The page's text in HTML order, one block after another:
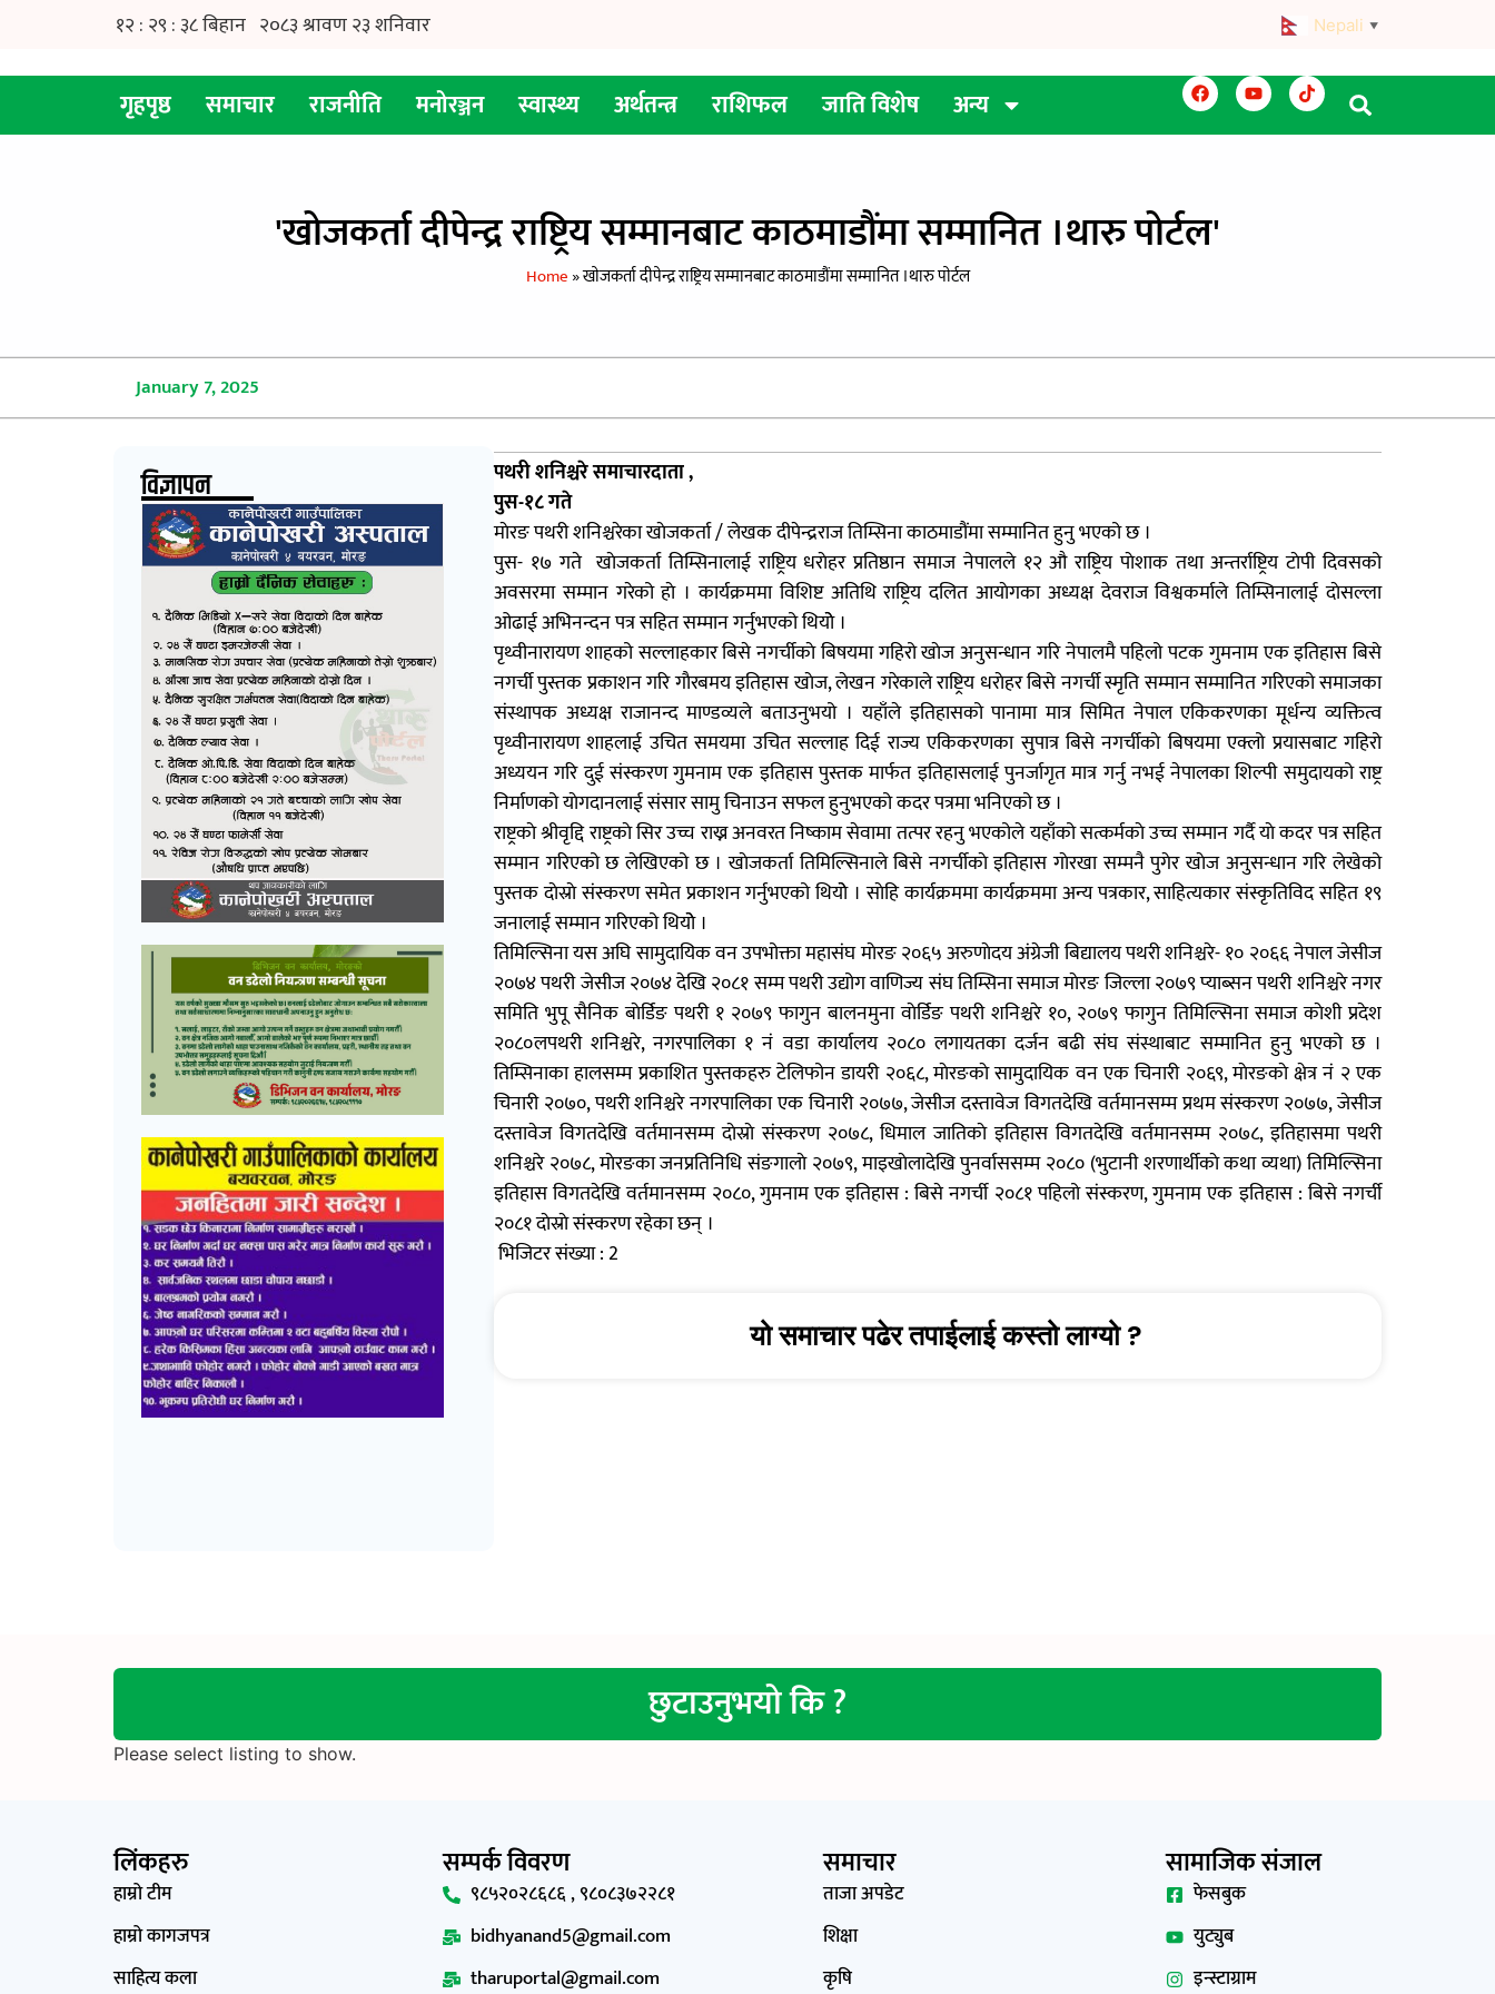
Nepali ▼
गृहपृष्ठ समाचार राजनीति मनोरञ्जन स्वास्थ्य अर्थतन्त्र राशिफल जाति विशेष अन्य
'खाेजकर्ता दीपेन्द्र राष्ट्रिय सम्मानबाट काठमाडौंमा सम्मानित ।थारु पाेर्टल'
Home »खाेजकर्ता दीपेन्द्र राष्ट्रिय सम्मानबाट काठमाडौंमा सम्मानित ।थारु पाेर्टल
January 7, 2025
विज्ञापन
पथरी शनिश्चरे समाचारदाता ,
पुस-१८ गते
माेरङ पथरी शनिश्चरेका खाेजकर्ता / लेखक दीपेन्द्रराज तिम्सिना काठमाडौंमा सम्मानित हुनु भएको छ ।
पुस- १७ गते खाेजकर्ता तिम्सिनालाई राष्ट्रिय धराेहर प्रतिष्ठान समाज नेपालले १२ ‍औ राष्ट्रिय पाेशाक तथा अन्तर्राष्ट्रिय टाेपी दिवसको
अवसरमा सम्मान गरेको हाे । कार्यक्रममा विशिष्ट अतिथि राष्ट्रिय दलित आयाेगका अध्यक्ष देवराज विश्वकर्माले तिम्सिनालाई दाेसल्ला
ओढाई अभिनन्दन पत्र सहित सम्मान गर्नुभएको थियोे ।
पृथ्वीनारायण शाहको सल्लाहकार बिसे नगर्चीकाे बिषयमा गहिरो खाेज अनुसन्धान गरि नेपालमै पहिलो पटक गुमनाम एक इतिहास बिसे
नगर्ची पुस्तक प्रकाशन गरि गाैरबमय इतिहास खाेज, लेखन गरेकाले राष्ट्रिय धराेहर बिसे नगर्ची स्मृति सम्मान सम्मानित गरिएको समाजका
संस्थापक अध्यक्ष राजानन्द माण्डव्यले बताउनुभयो । यहाँले इतिहासको पानामा मात्र सिमित नेपाल एकिकरणका मूर्धन्य व्यक्तित्व
पृथ्वीनारायण शाहलाई उचित समयमा उचित सल्लाह दिई राज्य एकिकरणका सुपात्र बिसे नगर्चीकाे बिषयमा एक्लो प्रयासबाट गहिरो
अध्ययन गरि दुई संस्करण गुमनाम एक इतिहास पुस्तक मार्फत इतिहासलाई पुनर्जागृत मात्र गर्नु नभई नेपालका शिल्पी समुदायको राष्ट्र
निर्माणको याेगदानलाई संसार सामु चिनाउन सफल हुनुभएको कदर पत्रमा भनिएको छ ।
राष्ट्रकाे श्रीवृद्दि राष्ट्रकाे सिर उच्च राख्न अनवरत निष्काम सेवामा तत्पर रहनु भएकोले यहाँको सत्कर्मकाे उच्च सम्मान गर्दै याे कदर पत्र सहित
सम्मान गरिएको छ लेखिएको छ । खाेजकर्ता तिमिल्सिनाले बिसे नगर्चीकाे इतिहास गाेरखा सम्मनै पुगेर खाेज अनुसन्धान गरि लेखेको
पुस्तक दाेस्राे संस्करण समेत प्रकाशन गर्नुभएको थियोे । साेहि कार्यक्रममा कार्यक्रममा अन्य पत्रकार, साहित्यकार संस्कृतिविद सहित १९
जनालाई सम्मान गरिएको थियोे ।
तिमिल्सिना यस अघि सामुदायिक वन उपभोक्ता महासंघ माेरङ २०६५ अरुणाेदय अंग्रेजी बिद्यालय पथरी शनिश्चरे- १० २०६६ नेपाल जेसीज
२०७४ पथरी जेसीज २०७४ देखि २०८१ सम्म पथरी उद्योग वाणिज्य संघ तिम्सिना समाज माेरङ जिल्ला २०७९ प्याब्सन पथरी शनिश्चरे नगर
समिति भुपू सैनिक बाेर्डिङ पथरी १ २०७९ फागुन बालनमुना वाेर्डिङ पथरी शनिश्चरे १०, २०७९ फागुन तिमिल्सिना समाज काेशी प्रदेश
२०८०लपथरी शनिश्चरे, नगरपालिका १ नं वडा कार्यालय २०८० लगायतका दर्जन बढी संघ संस्थाबाट सम्मानित हुनु भएको छ ।
तिम्सिनाका हालसम्म प्रकाशित पुस्तकहरु टेलिफोन डायरी २०६८, माेरङकाे सामुदायिक वन एक चिनारी २०६९, माेरङकाे क्षेत्र नं २ एक
चिनारी २०७०, पथरी शनिश्चरे नगरपालिका एक चिनारी २०७७, जेसीज दस्तावेज विगतदेखि वर्तमानसम्म प्रथम संस्करण २०७७, जेसीज
दस्तावेज विगतदेखि वर्तमानसम्म दाेस्राे संस्करण २०७८, धिमाल जातिकाे इतिहास विगतदेखि वर्तमानसम्म २०७८, इतिहासमा पथरी
शनिश्चरे २०७८, माेरङका जनप्रतिनिधि संङगालाे २०७९, माइखाेलादेखि पुनर्वाससम्म २०८० (भुटानी शरणार्थीकाे कथा व्यथा) तिमिल्सिना
इतिहास विगतदेखि वर्तमानसम्म २०८०, गुमनाम एक इतिहास : बिसे नगर्ची २०८१ पहिलो संस्करण, गुमनाम एक इतिहास : बिसे नगर्ची
२०८१ दाेस्राे संस्करण रहेका छन् ।
भिजिटर संख्या : 2
यो समाचार पढेर तपाईलाई कस्तो लाग्यो ?
छुटाउनुभयो कि ?
Please select listing to show.
लिंकहरु
हाम्रो टीम
हाम्रो कागजपत्र
साहित्य कला
सम्पर्क विवरण
९८५२०२८६८६ , ९८०८३७२२८१
bidhyanand5@gmail.com
tharuportal@gmail.com
समाचार
ताजा अपडेट
शिक्षा
कृषि
सामाजिक संजाल
फेसबुक
युट्युब
इन्स्टाग्राम